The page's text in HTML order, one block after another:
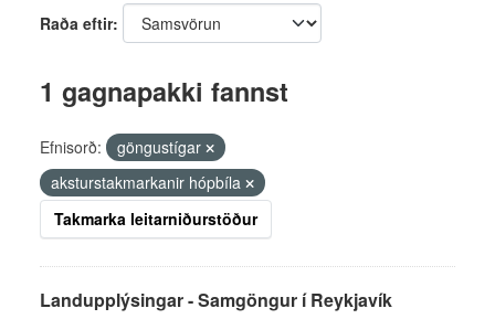
Raða eftir
1 gagnapakki fannst
Efnisorð:
göngustígar
aksturstakmarkanir hópbíla
Takmarka leitarniðurstöður
Landupplýsingar - Samgöngur í Reykjavík